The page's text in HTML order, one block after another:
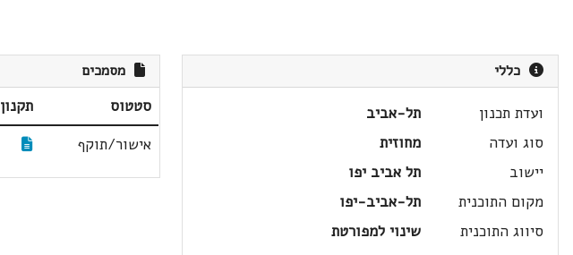
כללי
ועדת תכנון
תל-אביב
סוג ועדה
מחוזית
יישוב
תל אביב יפו
מקום התוכנית
תל-אביב-יפו
סיווג התוכנית
שינוי למפורטת
מסמכים
סטטוס תקנון
אישור/תוקף